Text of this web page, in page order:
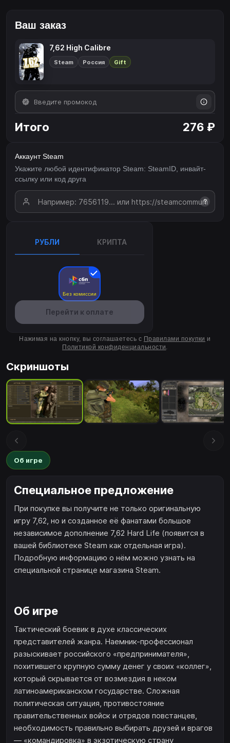
Ваш заказ
7,62 High Calibre
Steam Россия Gift
Итого 276 ₽
Аккаунт Steam
Укажите любой идентификатор Steam: SteamID, инвайт-
ссылку или код друга
?
РУБЛИ КРИПТА
Без комиссии
Перейти к оплате
Нажимая на кнопку, вы соглашаетесь с Правилами покупки и
Политикой конфиденциальности.
Скриншоты
Об игре
Специальное предложение
При покупке вы получите не только оригинальную
игру 7,62, но и созданное её фанатами большое
независимое дополнение 7,62 Hard Life (появится в
вашей библиотеке Steam как отдельная игра).
Подробную информацию о нём можно узнать на
специальной странице магазина Steam.
Об игре
Тактический боевик в духе классических
представителей жанра. Наемник-профессионал
разыскивает российского «предпринимателя»,
похитившего крупную сумму денег у своих «коллег»,
который скрывается от возмездия в неком
латиноамериканском государстве. Сложная
политическая ситуация, противостояние
правительственных войск и отрядов повстанцев,
необходимость правильно выбирать друзей и врагов
— «командировка» в экзотическую страну